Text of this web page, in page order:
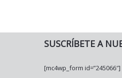
SUSCRÍBETE A
[mc4wp_form id=”245066″]